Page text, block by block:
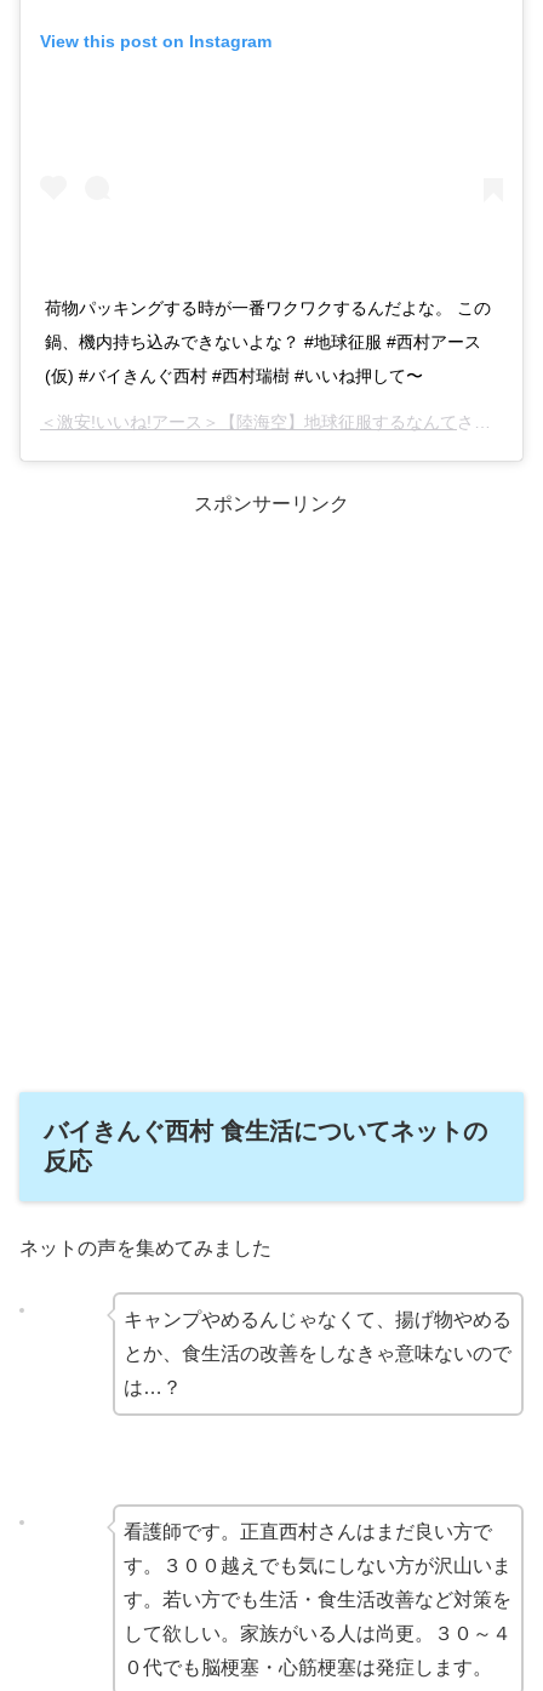
View this post on Instagram
荷物パッキングする時が一番ワクワクするんだよな。 この
鍋、機内持ち込みできないよな？ #地球征服 #西村アース
(仮) #バイきんぐ西村 #西村瑞樹 #いいね押して〜
＜激安!いいね!アース＞【陸海空】地球征服するなんて さん(@chikyu_nishimura)がシェアした投稿 –
スポンサーリンク
バイきんぐ西村 食生活についてネットの
反応
ネットの声を集めてみました
キャンプやめるんじゃなくて、揚げ物やめる
とか、食生活の改善をしなきゃ意味ないので
は…？
看護師です。正直西村さんはまだ良い方で
す。３００越えでも気にしない方が沢山いま
す。若い方でも生活・食生活改善など対策を
して欲しい。家族がいる人は尚更。３０～４
０代でも脳梗塞・心筋梗塞は発症します。